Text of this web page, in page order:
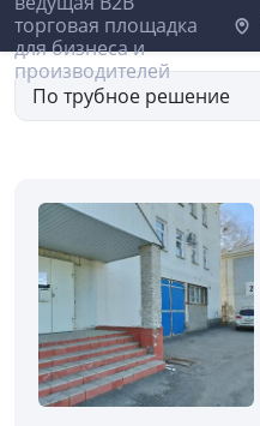
По трубное решение